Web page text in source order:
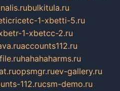
bulkitula.ru
1-xbetti-5.ru
1-xbetcc-2.ru
accounts112.ru
hahahaharms.ru
opsmgr.ruev-gallery.ru
112.rucsm-demo.ru